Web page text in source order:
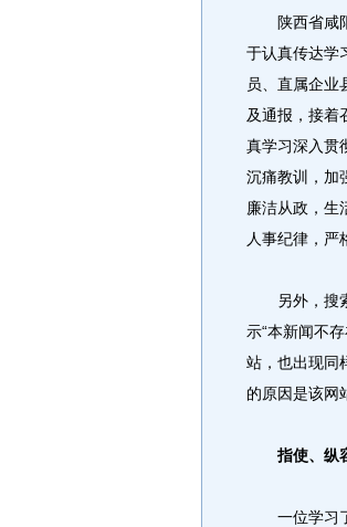
陕西省咸阳
于认真传达学
员、直属企业
及通报，接着
真学习深入贯
沉痛教训，加
廉洁从政，生
人事纪律，严
另外，搜索
示“本新闻不
站，也出现同
的原因是该网
指使、纵
一位学习了